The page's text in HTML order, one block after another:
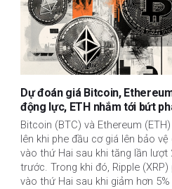
Dự đoán giá Bitcoin,
động lực, ETH nhắm tới bứt
Bitcoin (BTC) và Ethereum
lên khi phe đầu cơ giá lên bảo
vào thứ Hai sau khi tăng lần lượt
trước. Trong khi đó, Ripple
vào thứ Hai sau khi giảm hơn